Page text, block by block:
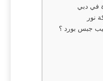
في دبي
نور
جبس بورد ؟